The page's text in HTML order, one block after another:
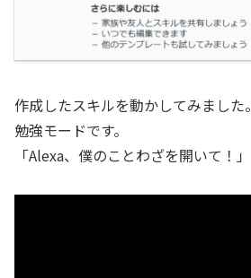
作成したスキルを動かしてみました。
勉強モードです。
「Alexa、僕のことわざを開いて！」